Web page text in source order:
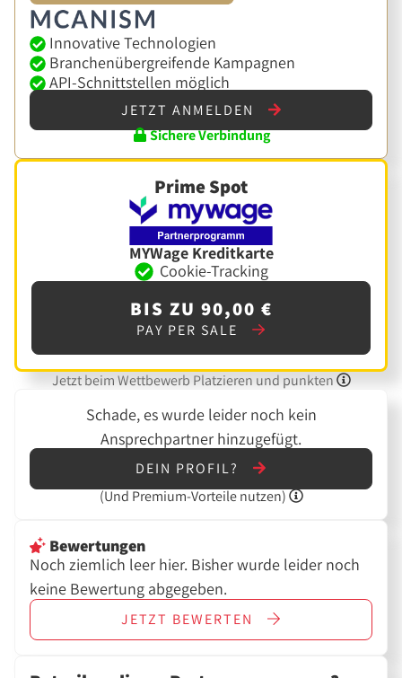
Innovative Technologien
Branchenübergreifende Kampagnen
API-Schnittstellen möglich
JETZT ANMELDEN
Sichere Verbindung
Prime Spot
MYWage Kreditkarte
Cookie-Tracking
BIS ZU 90,00 €
PAY PER SALE
Jetzt beim Wettbewerb Platzieren und punkten
Schade, es wurde leider noch kein
Ansprechpartner hinzugefügt.
DEIN PROFIL?
(UndPremium-Vorteile nutzen)
Bewertungen
Noch ziemlich leer hier. Bisher wurde leider noch
keine Bewertung abgegeben.
JETZT BEWERTEN